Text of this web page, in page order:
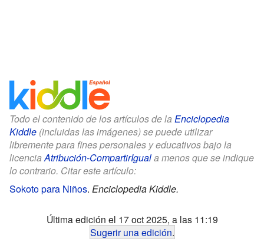
Todo el contenido de los artículos de la Enciclopedia
Kiddle (incluidas las imágenes) se puede utilizar
libremente para fines personales y educativos bajo la
licencia Atribución-CompartirIguala menos que se indique
lo contrario. Citar este artículo:
Sokoto para Niños. Enciclopedia Kiddle.
Última edición el 17 oct 2025, a las 11:19
Sugerir una edición.